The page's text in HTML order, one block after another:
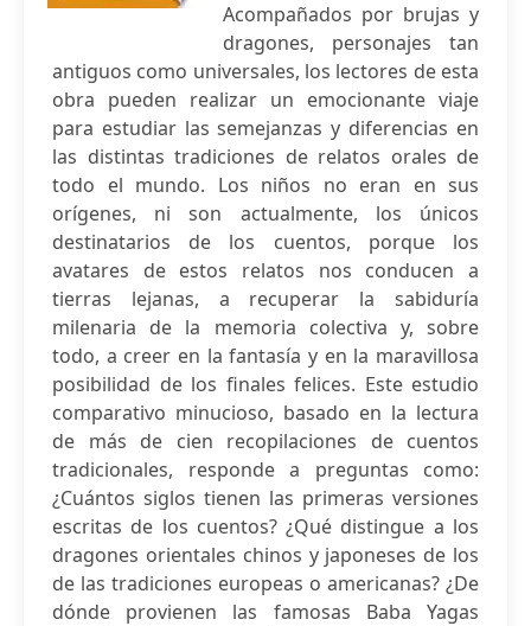
Acompañados por brujas y
dragones, personajes tan
antiguos como universales, los lectores de esta
obra pueden realizar un emocionante viaje
para estudiar las semejanzas y diferencias en
las distintas tradiciones de relatos orales de
todo el mundo. Los niños no eran en sus
orígenes, ni son actualmente, los únicos
destinatarios de los cuentos, porque los
avatares de estos relatos nos conducen a
tierras lejanas, a recuperar la sabiduría
milenaria de la memoria colectiva y, sobre
todo, a creer en la fantasía y en la maravillosa
posibilidad de los finales felices. Este estudio
comparativo minucioso, basado en la lectura
de más de cien recopilaciones de cuentos
tradicionales, responde a preguntas como:
¿Cuántos siglos tienen las primeras versiones
escritas de los cuentos? ¿Qué distingue a los
dragones orientales chinos y japoneses de los
de las tradiciones europeas o americanas? ¿De
dónde provienen las famosas Baba Yagas